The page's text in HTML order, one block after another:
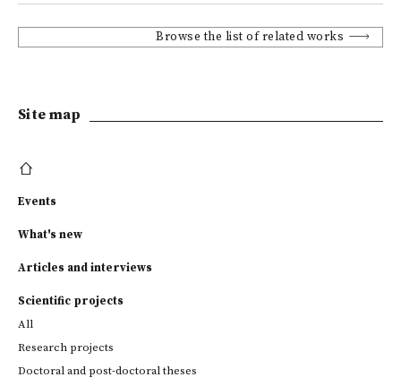
Browse the list of related works
Site map
Events
What's new
Articles and interviews
Scientific projects
All
Research projects
Doctoral and post-doctoral theses